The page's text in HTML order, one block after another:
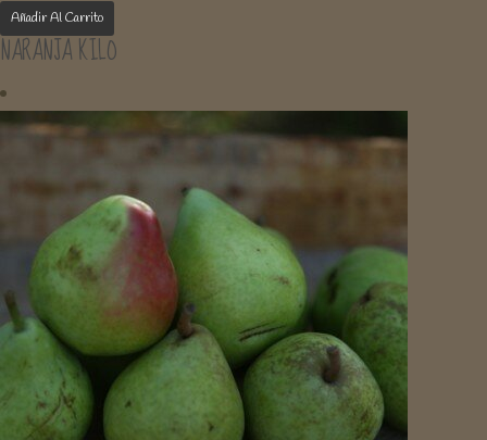
Añadir Al Carrito
NARANJA KILO